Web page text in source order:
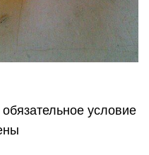
условие